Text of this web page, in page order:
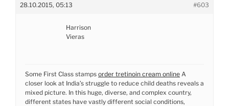
28.10.2015, 05:13 #603
Harrison
Vieras
Some First Class stamps order tretinoin cream online A
closer look at India’s struggle to reduce child deaths reveals a
mixed picture. In this huge, diverse, and complex country,
different states have vastly different social conditions,